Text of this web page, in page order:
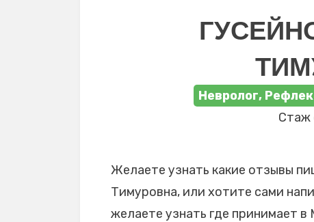
Невролог,
Стаж
Желаете узнать какие отзывы
Тимуровна, или хотите сами
желаете узнать где принимает